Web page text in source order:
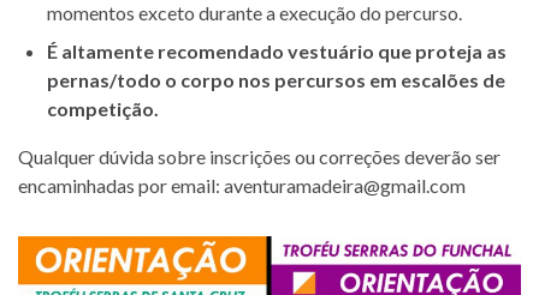
momentos exceto durante a execução do percurso.
É altamente recomendado vestuário que proteja as
pernas/todo o corpo nos percursos em escalões de
competição.
Qualquer dúvida sobre inscrições ou correções deverão ser
encaminhadas por email: aventuramadeira@gmail.com